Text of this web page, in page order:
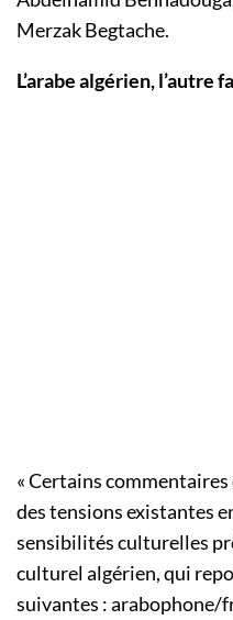
Merzak Begtache.
L’arabe algérien, l’autre
« Certains
des tensions existantes
sensibilités culturelles
culturel algérien, qui
suivantes : arabophone/